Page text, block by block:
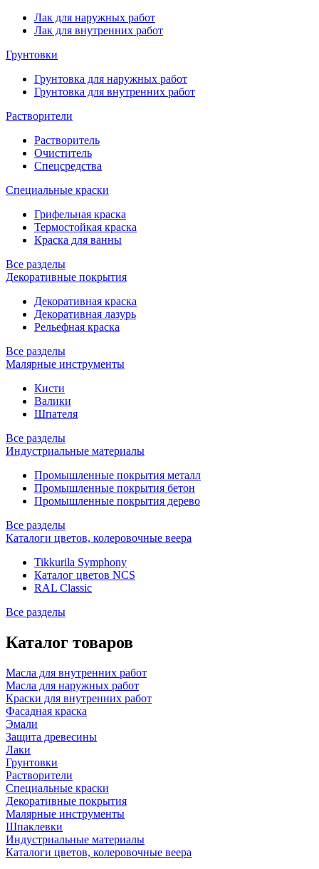
Лак для наружных работ
Лак для внутренних работ
Грунтовки
Грунтовка для наружных работ
Грунтовка для внутренних работ
Растворители
Растворитель
Очиститель
Спецсредства
Специальные краски
Грифельная краска
Термостойкая краска
Краска для ванны
Все разделы
Декоративные покрытия
Декоративная краска
Декоративная лазурь
Рельефная краска
Все разделы
Малярные инструменты
Кисти
Валики
Шпателя
Все разделы
Индустриальные материалы
Промышленные покрытия металл
Промышленные покрытия бетон
Промышленные покрытия дерево
Все разделы
Каталоги цветов, колеровочные веера
Tikkurila Symphony
Каталог цветов NCS
RAL Classic
Все разделы
Каталог товаров
Масла для внутренних работ
Масла для наружных работ
Краски для внутренних работ
Фасадная краска
Эмали
Защита древесины
Лаки
Грунтовки
Растворители
Специальные краски
Декоративные покрытия
Малярные инструменты
Шпаклевки
Индустриальные материалы
Каталоги цветов, колеровочные веера